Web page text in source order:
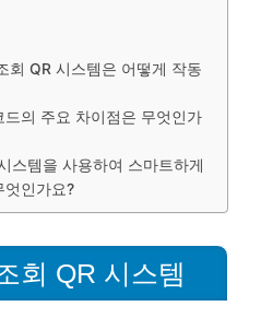
회 QR 시스템은 어떻게 작동
드의 주요 차이점은 무엇인가
스템을 사용하여 스마트하게
엇인가요?
회 QR 시스템